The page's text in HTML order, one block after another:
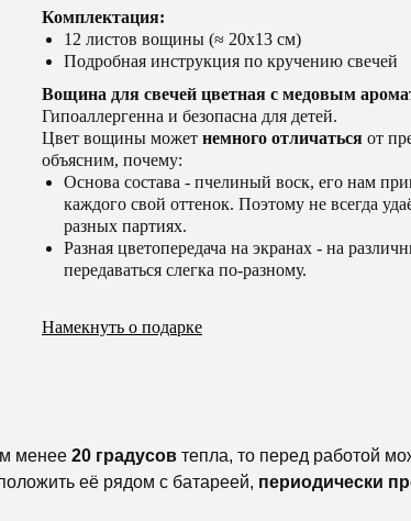
Комплектация:
12 листов вощины (≈ 20х13 см)
Подробная инструкция по кручению свечей
Вощина для свечей цветная с медовым
Гипоаллергенна и безопасна для детей.
Цвет вощины может немного отличаться от
объясним, почему:
Основа состава - пчелиный воск, его нам
каждого свой оттенок. Поэтому не всегда
разных партиях.
Разная цветопередача на экранах - на
передаваться слегка по-разному.
Намекнуть о подарке
менее 20 градусов тепла, то перед работой
её рядом с батареей, периодически